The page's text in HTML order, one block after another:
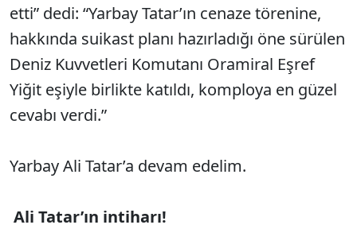
etti” dedi: “Yarbay Tatar’ın cenaze törenine,
hakkında suikast planı hazırladığı öne sürülen
Deniz Kuvvetleri Komutanı Oramiral Eşref
Yiğit eşiyle birlikte katıldı, komploya en güzel
cevabı verdi.”
Yarbay Ali Tatar’a devam edelim.
Ali Tatar’ın intiharı!